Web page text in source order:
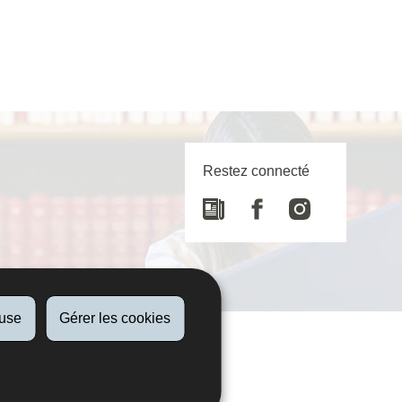
Gérer les cookies
Restez connecté
NewspaperFacebookInstagram